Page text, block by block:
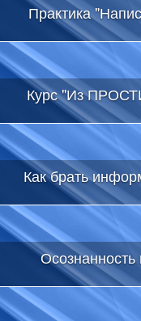
Практика
Курс "Из
Как брать